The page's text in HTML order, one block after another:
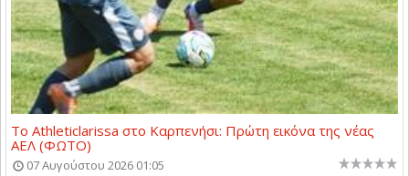
Το Athleticlarissa στο Καρπενήσι: Πρώτη εικόνα της νέας
ΑΕΛ (ΦΩΤΟ)
07 Αυγούστου 2026 01:05